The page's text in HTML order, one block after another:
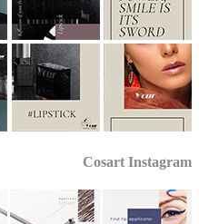
Cosart